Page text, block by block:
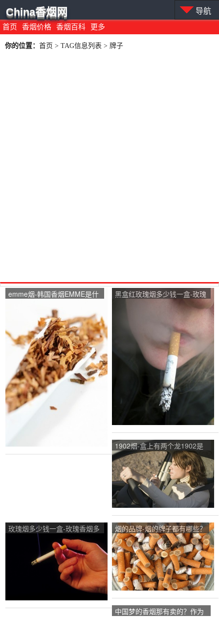
首页 香烟价格 香烟百科 更多
China香烟网 导航
你的位置： 首页 > TAG信息列表 > 牌子
emme烟-韩国香烟EMME是什
黑盒红玫瑰烟多少钱一盒-玫瑰
1902烟-盒上有两个龙1902是
啥烟？
玫瑰烟多少钱一盒-玫瑰香烟多
少钱一盒？
烟的品牌-烟的牌子都有哪些？
中国梦的香烟那有卖的？作为